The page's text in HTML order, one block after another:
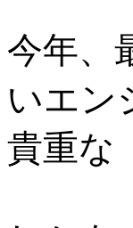
今年、
いエン
貴重な